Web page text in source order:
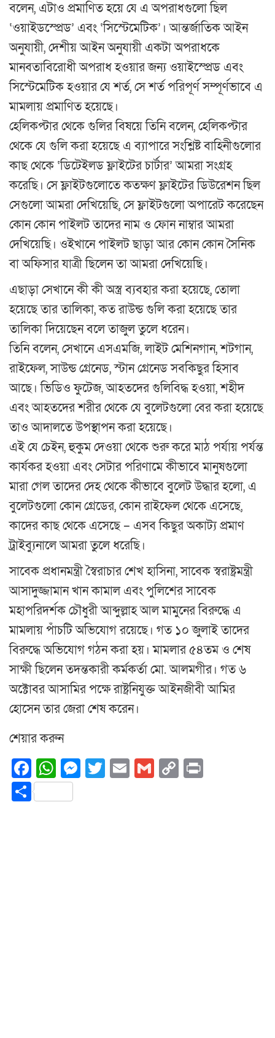
বলেন, এটাও প্রমাণিত হয়ে যে এ অপরাধগুলো ছিল
‘ওয়াইডস্প্রেড’ এবং ‘সিস্টেমেটিক’। আন্তর্জাতিক আইন
অনুযায়ী, দেশীয় আইন অনুযায়ী একটা অপরাধকে
মানবতাবিরোধী অপরাধ হওয়ার জন্য ওয়াইস্প্রেড এবং
সিস্টেমেটিক হওয়ার যে শর্ত, সে শর্ত পরিপূর্ণ সম্পূর্ণভাবে এ
মামলায় প্রমাণিত হয়েছে।
হেলিকপ্টার থেকে গুলির বিষয়ে তিনি বলেন, হেলিকপ্টার
থেকে যে গুলি করা হয়েছে এ ব্যাপারে সংশ্লিষ্ট বাহিনীগুলোর
কাছ থেকে ‘ডিটেইলড ফ্লাইটের চার্টার’ আমরা সংগ্রহ
করেছি। সে ফ্লাইটগুলোতে কতক্ষণ ফ্লাইটের ডিউরেশন ছিল
সেগুলো আমরা দেখিয়েছি, সে ফ্লাইটগুলো অপারেট করেছেন
কোন কোন পাইলট তাদের নাম ও ফোন নাম্বার আমরা
দেখিয়েছি। ওইখানে পাইলট ছাড়া আর কোন কোন সৈনিক
বা অফিসার যাত্রী ছিলেন তা আমরা দেখিয়েছি।
এছাড়া সেখানে কী কী অস্ত্র ব্যবহার করা হয়েছে, তোলা
হয়েছে তার তালিকা, কত রাউন্ড গুলি করা হয়েছে তার
তালিকা দিয়েছেন বলে তাজুল তুলে ধরেন।
তিনি বলেন, সেখানে এসএমজি, লাইট মেশিনগান, শটগান,
রাইফেল, সাউন্ড গ্রেনেড, স্টান গ্রেনেড সবকিছুর হিসাব
আছে। ভিডিও ফুটেজ, আহতদের গুলিবিদ্ধ হওয়া, শহীদ
এবং আহতদের শরীর থেকে যে বুলেটগুলো বের করা হয়েছে
তাও আদালতে উপস্থাপন করা হয়েছে।
এই যে চেইন, হুকুম দেওয়া থেকে শুরু করে মাঠ পর্যায় পর্যন্ত
কার্যকর হওয়া এবং সেটার পরিণামে কীভাবে মানুষগুলো
মারা গেল তাদের দেহ থেকে কীভাবে বুলেট উদ্ধার হলো, এ
বুলেটগুলো কোন গ্রেডের, কোন রাইফেল থেকে এসেছে,
কাদের কাছ থেকে এসেছে – এসব কিছুর অকাট্য প্রমাণ
ট্রাইব্যুনালে আমরা তুলে ধরেছি।
সাবেক প্রধানমন্ত্রী স্বৈরাচার শেখ হাসিনা, সাবেক স্বরাষ্ট্রমন্ত্রী
আসাদুজ্জামান খান কামাল এবং পুলিশের সাবেক
মহাপরিদর্শক চৌধুরী আব্দুল্লাহ আল মামুনের বিরুদ্ধে এ
মামলায় পাঁচটি অভিযোগ রয়েছে। গত ১০ জুলাই তাদের
বিরুদ্ধে অভিযোগ গঠন করা হয়। মামলার ৫৪তম ও শেষ
সাক্ষী ছিলেন তদন্তকারী কর্মকর্তা মো. আলমগীর। গত ৬
অক্টোবর আসামির পক্ষে রাষ্ট্রনিযুক্ত আইনজীবী আমির
হোসেন তার জেরা শেষ করেন।
শেয়ার করুন
Facebook
WhatsApp
Messenger
Twitter
EmailGmail
Copy
Share